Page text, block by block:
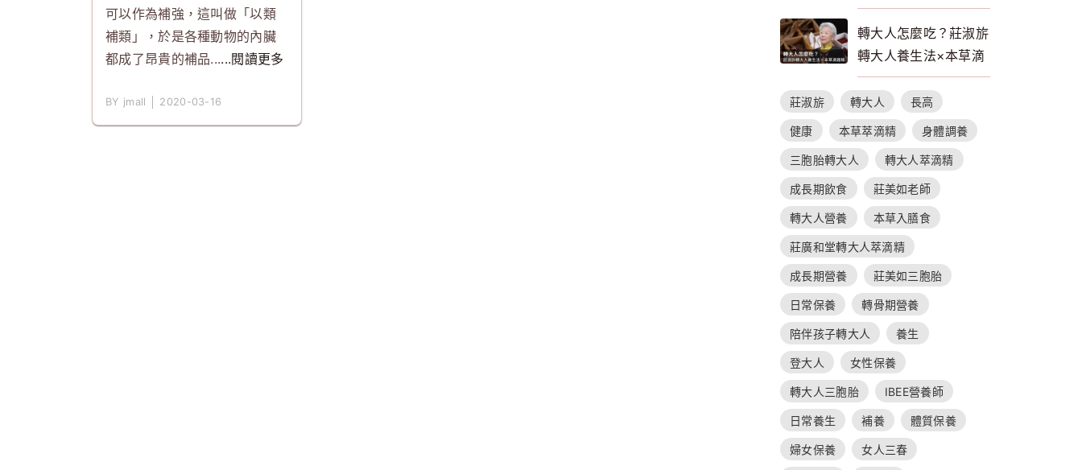
可以作為補強，這叫做「以類
補類」，於是各種動物的內臟
都成了昂貴的補品......閱讀更多
BY jmall │ 2020-03-16
方與品牌推薦一次看
轉大人怎麼吃？莊淑旂
轉大人養生法×本草滴
雞精的補養指南
莊淑旂 轉大人 長高
健康 本草萃滴精 身體調養
三胞胎轉大人 轉大人萃滴精
成長期飲食 莊美如老師
轉大人營養 本草入膳食
莊廣和堂轉大人萃滴精
成長期營養 莊美如三胞胎
日常保養 轉骨期營養
陪伴孩子轉大人 養生
登大人 女性保養
轉大人三胞胎 IBEE營養師
日常養生 補養 體質保養
婦女保養 女人三春